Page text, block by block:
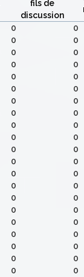
fils de
discussion
0
0
0
0
0
0
0
0
0
0
0
0
0
0
0
0
0
0
0
0
0
0
0
0
0
0
0
0
0
0
0
0
0
0
0
0
0
0
0
0
0
0